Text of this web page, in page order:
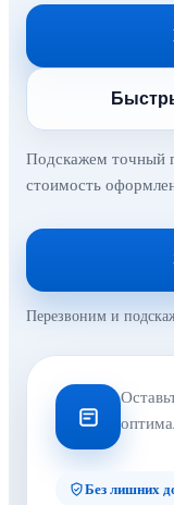
Подскажем точный
стоимость
Перезвоним и
Без лишних